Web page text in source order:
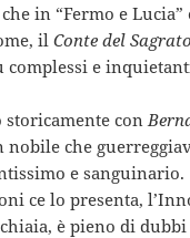
in “Fermo e Lucia”
ilConte del Sagrato
complessi e
con
nobile che
e sanguinario.
ce lo presenta,
è pieno di